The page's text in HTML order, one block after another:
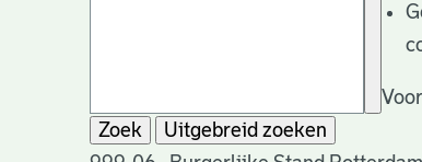
Zoek
Uitgebreid zoeken